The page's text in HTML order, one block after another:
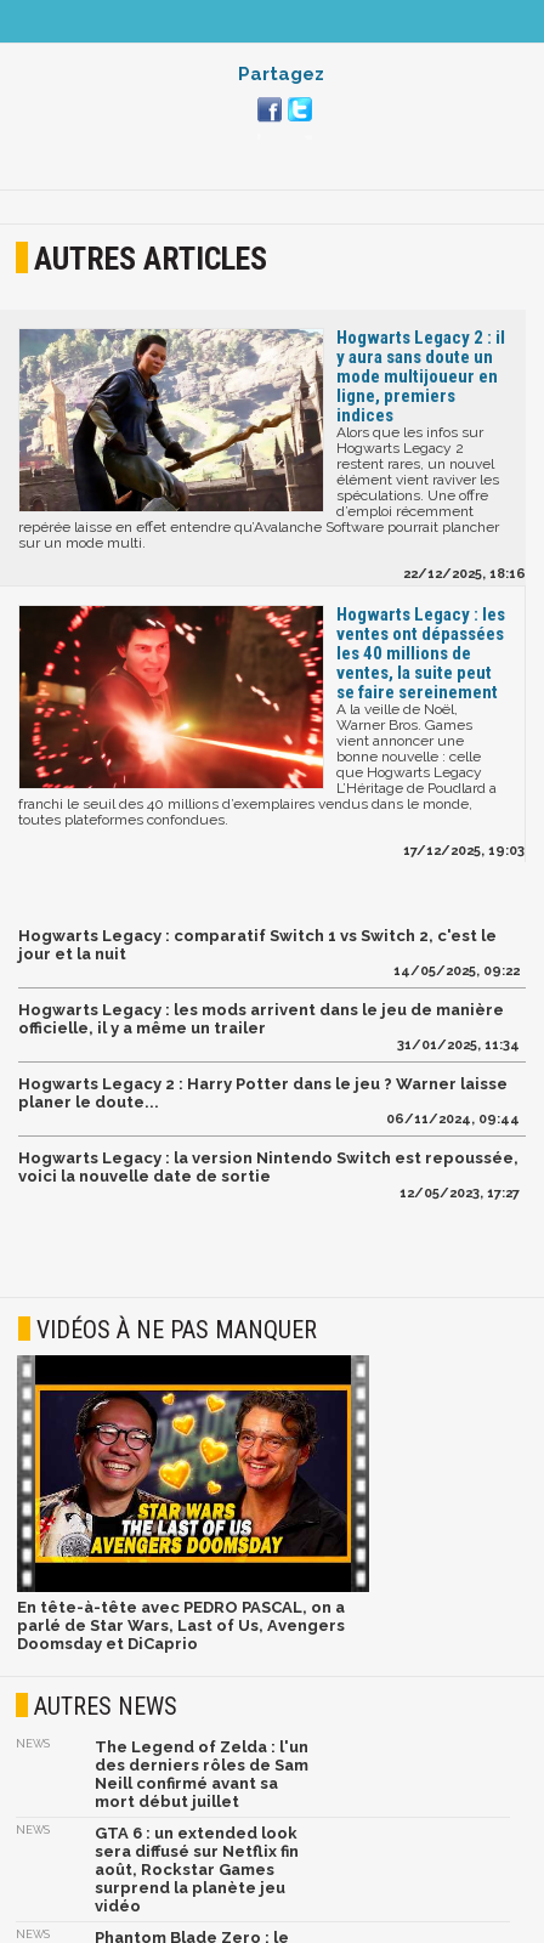
Partagez
AUTRES ARTICLES
Hogwarts Legacy 2 : il
y aura sans doute un
mode multijoueur en
ligne, premiers
indices
Alors que les infos sur
Hogwarts Legacy 2
restent rares, un nouvel
élément vient raviver les
spéculations. Une offre
d’emploi récemment
repérée laisse en effet entendre qu’Avalanche Software pourrait plancher
sur un mode multi.
22/12/2025, 18:16
Hogwarts Legacy : les
ventes ont dépassées
les 40 millions de
ventes, la suite peut
se faire sereinement
A la veille de Noël,
Warner Bros. Games
vient annoncer une
bonne nouvelle : celle
que Hogwarts Legacy
L’Héritage de Poudlard a
franchi le seuil des 40 millions d’exemplaires vendus dans le monde,
toutes plateformes confondues.
17/12/2025, 19:03
Hogwarts Legacy : comparatif Switch 1 vs Switch 2, c'est le
jour et la nuit
14/05/2025, 09:22
Hogwarts Legacy : les mods arrivent dans le jeu de manière
officielle, il y a même un trailer
31/01/2025, 11:34
Hogwarts Legacy 2 : Harry Potter dans le jeu ? Warner laisse
planer le doute...
06/11/2024, 09:44
Hogwarts Legacy : la version Nintendo Switch est repoussée,
voici la nouvelle date de sortie
12/05/2023, 17:27
VIDÉOS À NE PAS MANQUER
En tête-à-tête avec PEDRO PASCAL, on a
parlé de Star Wars, Last of Us, Avengers
Doomsday et DiCaprio
AUTRES NEWS
NEWS
The Legend of Zelda : l'un
des derniers rôles de Sam
Neill confirmé avant sa
mort début juillet
NEWS
GTA 6 : un extended look
sera diffusé sur Netflix fin
août, Rockstar Games
surprend la planète jeu
vidéo
NEWS Phantom Blade Zero : le